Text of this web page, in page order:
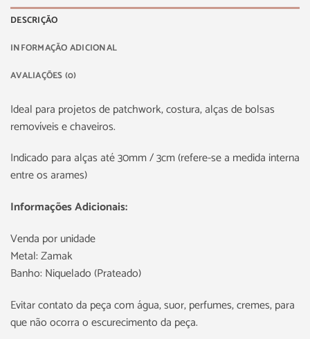
DESCRIÇÃO
INFORMAÇÃO ADICIONAL
AVALIAÇÕES (0)
Ideal para projetos de patchwork, costura, alças de bolsas
removíveis e chaveiros.
Indicado para alças até 30mm / 3cm (refere-se a medida interna
entre os arames)
Informações Adicionais:
Venda por unidade
Metal: Zamak
Banho: Niquelado (Prateado)
Evitar contato da peça com água, suor, perfumes, cremes, para
que não ocorra o escurecimento da peça.